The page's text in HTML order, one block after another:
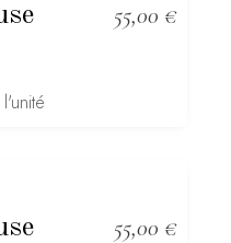
55,00 €
55,00 €